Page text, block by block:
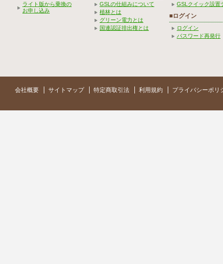
ライト版から乗換の
お申し込み
GSLの仕組みについて
植林とは
グリーン電力とは
国連認証排出権とは
GSLクイック設置
■ログイン
ログイン
パスワード再発行
会社概要 サイトマップ 特定商取引法 利用規約 プライバシーポリ